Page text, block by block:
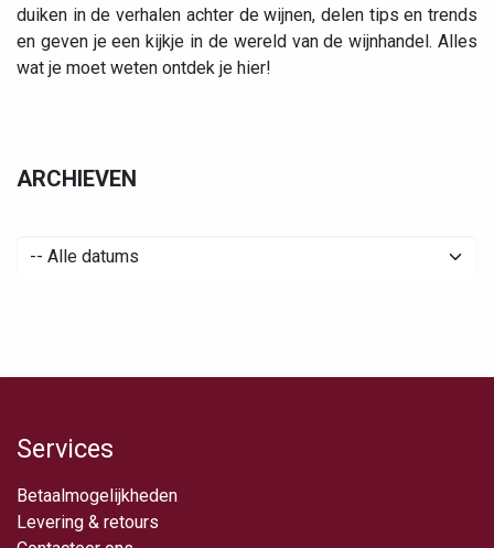
duiken in de verhalen achter de wijnen, delen tips en trends
en geven je een kijkje in de wereld van de wijnhandel. Alles
wat je moet weten ontdek je hier!
ARCHIEVEN
Services
Betaalmogelijkheden
Levering & retou​rs